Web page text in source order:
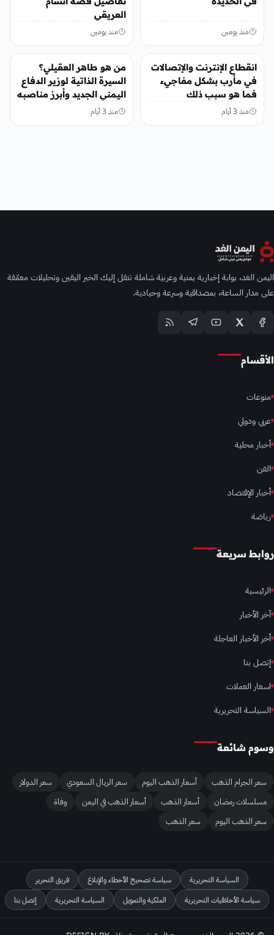
منذ يومين
العريقي
منذ يومين
أخبار محلية
انقطاع الإنترنت والإتصالات
في مأرب بشكل مفاجيء
فما هو سبب ذلك
منذ 3 أيام
من هو طاهر العقيلي؟
السيرة الذاتية لوزير الدفاع
اليمني الجديد وأبرز مناصبه
منذ 3 أيام
اليمن الغد، بوابة إخبارية يمنية وعربية شاملة تنقل إليك الخبر اليقين وتحليلات معمّقة
على مدار الساعة، بمصداقية وسرعة وحيادية.
الأقسام
منوعات
عربي ودولي
أخبار محلية
الفن
أخبار الإقتصاد
رياضة
روابط سريعة
الرئيسية
آخر الأخبار
أخر الأخبار العاجلة
إتصل بنا
اسعار العملات
السياسة التحريرية
وسوم شائعة
سعر الجرام الذهب أسعار الذهب اليوم سعر الريال السعودي
سعر الدولار
مسلسلات رمضان
أسعار الذهب أسعار الذهب في اليمن
وفاة
سعر الذهب اليوم
سعر الذهب
السياسة التحريرية سياسة تصحيح الأخطاء والإبلاغ
فريق التحرير
سياسة الأخلاقيات التحريرية
الملكية والتمويل السياسة التحريرية إتصل بنا